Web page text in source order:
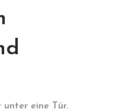
unter eine Tür.